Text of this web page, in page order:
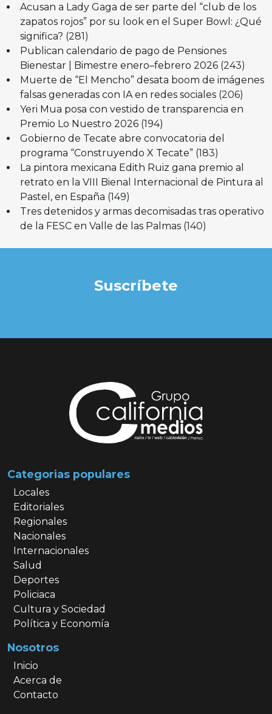
Acusan a Lady Gaga de ser parte del “club de los
zapatos rojos” por su look en el Super Bowl: ¿Qué
significa? (281)
Publican calendario de pago de Pensiones
Bienestar | Bimestre enero–febrero 2026 (243)
Muerte de “El Mencho” desata boom de imágenes
falsas generadas con IA en redes sociales (206)
Yeri Mua posa con vestido de transparencia en
Premio Lo Nuestro 2026 (194)
Gobierno de Tecate abre convocatoria del
programa “Construyendo X Tecate” (183)
La pintora mexicana Edith Ruiz gana premio al
retrato en la VIII Bienal Internacional de Pintura al
Pastel, en España (149)
Tres detenidos y armas decomisadas tras operativo
de la FESC en Valle de las Palmas (140)
Suscríbete
Categorias populares
Locales
Editoriales
Regionales
Nacionales
Internacionales
Salud
Deportes
Policiaca
Cultura y Sociedad
Política y Economía
Nosotros
Inicio
Acerca de
Contacto